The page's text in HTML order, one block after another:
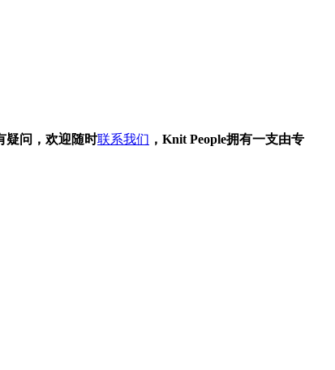
疑问，欢迎随时联系我们 ，Knit People拥有一支由专